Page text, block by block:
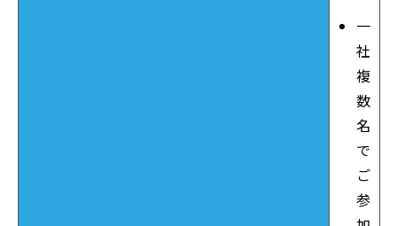
一
社
複
数
名
で
ご
参